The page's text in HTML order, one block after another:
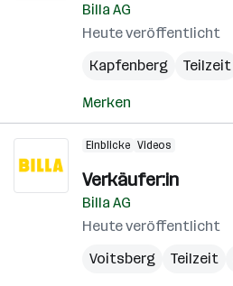
Billa AG
Heute veröffentlicht
Kapfenberg
Teilzeit
Merken
Einblicke Videos
Verkäufer:in
Billa AG
Heute veröffentlicht
Voitsberg
Teilzeit